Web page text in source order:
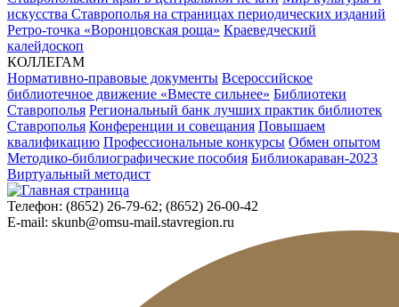
искусства Ставрополья на страницах периодических изданий
Ретро-точка «Воронцовская роща» Краеведческий
калейдоскоп
КОЛЛЕГАМ
Нормативно-правовые документы Всероссийское
библиотечное движение «Вместе сильнее» Библиотеки
Ставрополья Региональный банк лучших практик библиотек
Ставрополья Конференции и совещания Повышаем
квалификацию Профессиональные конкурсы Обмен опытом
Методико-библиографические пособия Библиокараван-2023
Виртуальный методист
Телефон: (8652) 26-79-62; (8652) 26-00-42
E-mail: skunb@omsu-mail.stavregion.ru